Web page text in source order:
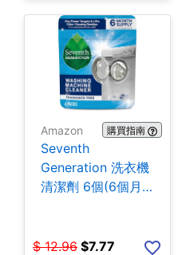
Amazon 購買指南
Seventh
Generation 洗衣機
清潔劑 6個(6個月
$ 12.96 $7.77